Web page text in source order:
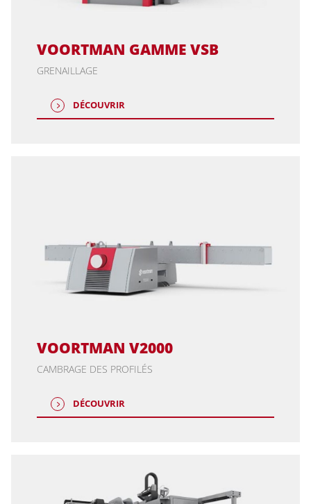
VOORTMAN GAMME VSB
GRENAILLAGE
DÉCOUVRIR
VOORTMAN V2000
CAMBRAGE DES PROFILÉS
DÉCOUVRIR